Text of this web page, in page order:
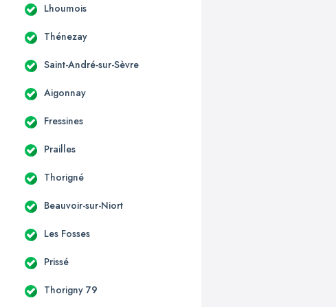
Lhoumois
Thénezay
Saint-André-sur-Sèvre
Aigonnay
Fressines
Prailles
Thorigné
Beauvoir-sur-Niort
Les Fosses
Prissé
Thorigny 79